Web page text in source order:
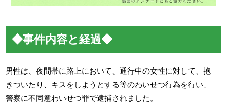
◆事件内容と経過◆
男性は、夜間帯に路上において、通行中の女性に対して、抱
きついたり、キスをしようとする等のわいせつ行為を行い、
警察に不同意わいせつ罪で逮捕されました。